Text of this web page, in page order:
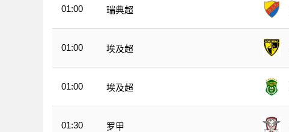
01:00 瑞典超
01:00 埃及超
01:00 埃及超
01:30 罗甲